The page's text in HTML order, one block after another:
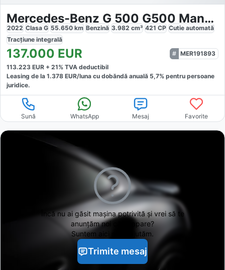
Mercedes-Benz G 500 G500 Manufaktur
2022 Clasa G 55.650 km Benzină 3.982 cm³ 421 CP Cutie automată
Tracțiune integrală
137.000 EUR
MER191893
113.223 EUR + 21% TVA deductibil
Leasing de la 1.378 EUR/luna cu dobăndă anuală 5,7% pentru persoane
juridice.
Sună WhatsApp Mesaj Favorite
Încă nu ai găsitmașina potrivită și vrei să te
anunțăm noi când apare?
Suntem aici să te ajutăm.
Trimite mesaj